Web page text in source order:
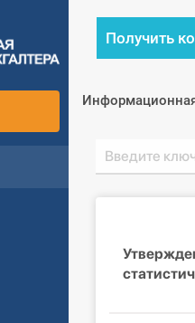
Получить